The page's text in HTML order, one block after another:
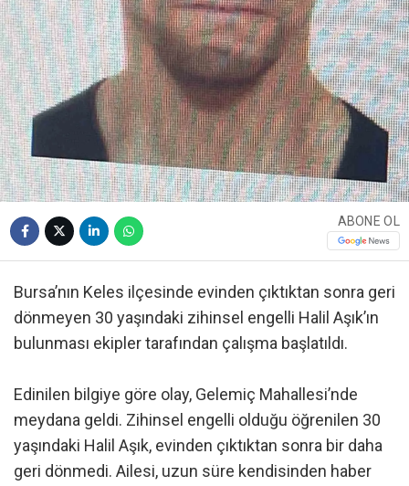
ABONE OL
Bursa’nın Keles ilçesinde evinden çıktıktan sonra geri
dönmeyen 30 yaşındaki zihinsel engelli Halil Aşık’ın
bulunması ekipler tarafından çalışma başlatıldı.
Edinilen bilgiye göre olay, Gelemiç Mahallesi’nde
meydana geldi. Zihinsel engelli olduğu öğrenilen 30
yaşındaki Halil Aşık, evinden çıktıktan sonra bir daha
geri dönmedi. Ailesi, uzun süre kendisinden haber